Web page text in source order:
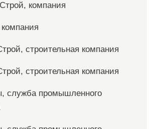
компания
строительная компания
строительная компания
служба промышленного